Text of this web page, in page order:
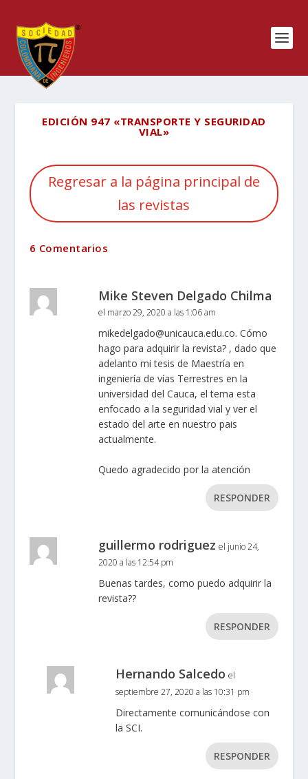
EDICIÓN 947 «TRANSPORTE Y SEGURIDAD
VIAL»
Regresar a la página principal de
las revistas
6 Comentarios
Mike Steven Delgado Chilma
el marzo 29, 2020 a las 1:06 am
mikedelgado@unicauca.edu.co. Cómo
hago para adquirir la revista? , dado que
adelanto mi tesis de Maestría en
ingeniería de vías Terrestres en la
universidad del Cauca, el tema esta
enfocado a la seguridad vial y ver el
estado del arte en nuestro pais
actualmente.
Quedo agradecido por la atención
RESPONDER
guillermo rodriguez el junio 24,
2020 a las 12:54 pm
Buenas tardes, como puedo adquirir la
revista??
RESPONDER
Hernando Salcedo el
septiembre 27, 2020 a las 10:31 pm
Directamente comunicándose con
la SCI.
RESPONDER